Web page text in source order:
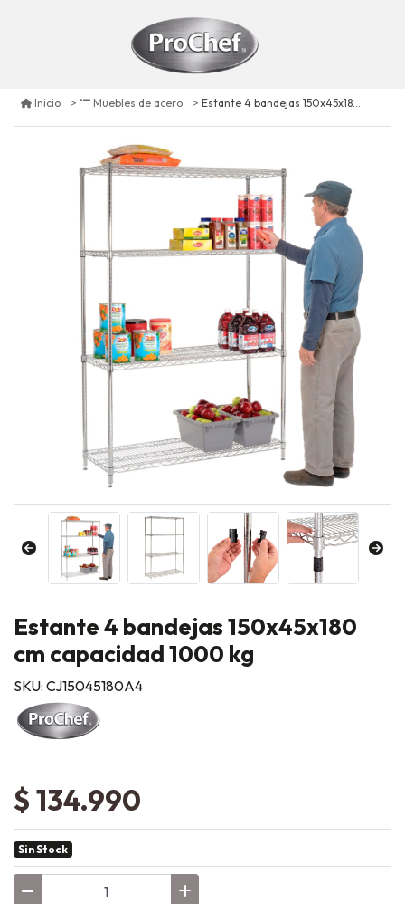
Inicio Muebles de acero Estante 4 bandejas 150x45x180 cm capacidad 1000 kg
Estante 4 bandejas 150x45x180
cm capacidad 1000 kg
SKU: CJ15045180A4
$ 134.990
Sin Stock